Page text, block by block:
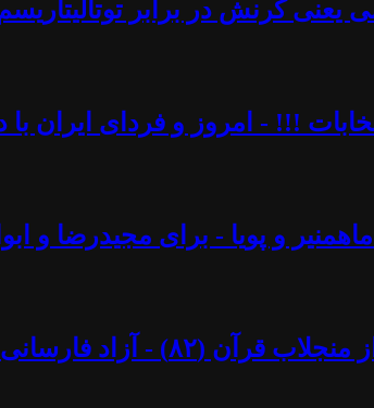
کُرنش در برابر
!!! - امروز و فردای ایران
و پویا - برای مجیدرضا و
روشنگران قادسیه